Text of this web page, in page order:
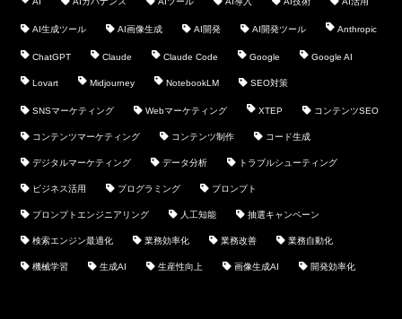
AI生成ツール AI画像生成 AI開発 AI開発ツール Anthropic
ChatGPT Claude Claude Code Google Google AI
Lovart Midjourney NotebookLM SEO対策
SNSマーケティング Webマーケティング XTEP コンテンツSEO
コンテンツマーケティング コンテンツ制作 コード生成
デジタルマーケティング データ分析 トラブルシューティング
ビジネス活用 プログラミング プロンプト
プロンプトエンジニアリング 人工知能 抽選キャンペーン
検索エンジン最適化 業務効率化 業務改善 業務自動化
機械学習 生成AI 生産性向上 画像生成AI 開発効率化